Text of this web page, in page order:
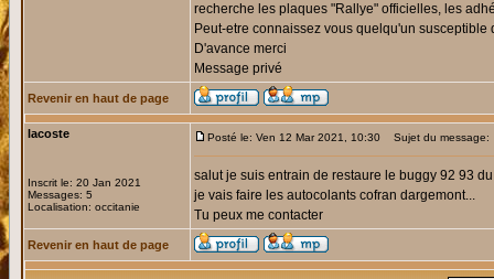
recherche les plaques "Rallye" officielles, les
Peut-etre connaissez vous quelqu'un susceptible
D'avance merci
Message privé
Revenir en haut de page
lacoste
Inscrit le: 20 Jan 2021
Messages: 5
Localisation: occitanie
Posté le: Ven 12 Mar 2021, 10:30 Sujet du message:
salut je suis entrain de restaure le buggy 92 93
je vais faire les autocolants cofran dargemont...
Tu peux me contacter
Revenir en haut de page